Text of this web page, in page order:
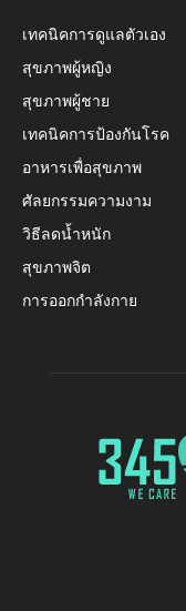
เทคนิคการดูแลตัวเอง
สุขภาพผู้หญิง
สุขภาพผู้ชาย
เทคนิคการป้องกันโรค
อาหารเพื่อสุขภาพ
ศัลยกรรมความงาม
วิธีลดน้ำหนัก
สุขภาพจิต
การออกกำลังกาย